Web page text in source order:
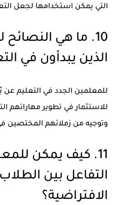
التي يمكن استخدامها لجعل
10. ما هي
الذين يبدأون في
للمعلمين الجدد في التعليم
للاستثمار في تطوير مهاراتهم
وتوجيه من زملائهم المختصين
11. كيف يمكن
التفاعل بين
الافتراضية؟